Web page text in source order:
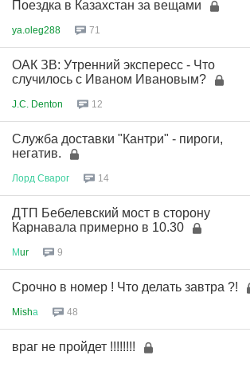
Поездка в Казахстан за вещами
ya.oleg288 71
ОАК ЗВ: Утренний экспересс - Что
случилось с Иваном Ивановым?
J.C. Denton 12
Служба доставки "Кантри" - пироги,
негатив.
Лорд Сварог 14
ДТП Бебелевский мост в сторону
Карнавала примерно в 10.30
Мur 9
Срочно в номер ! Что делать завтра ?!
Mishа 48
враг не пройдет !!!!!!!!